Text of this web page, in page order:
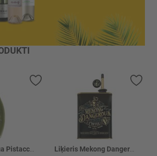
Pievienot vēlmju sarakstam